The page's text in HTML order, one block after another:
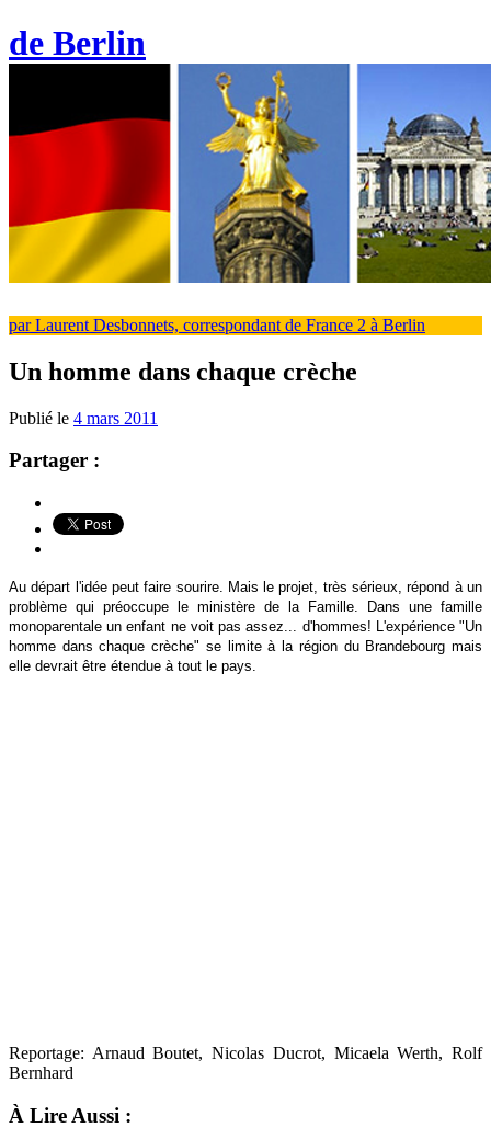
de Berlin
par Laurent Desbonnets, correspondant de France 2 à Berlin
Un homme dans chaque crèche
Publié le 4 mars 2011
Partager :
Au départ l'idée peut faire sourire. Mais le projet, très sérieux, répond à un
problème qui préoccupe le ministère de la Famille. Dans une famille
monoparentale un enfant ne voit pas assez... d'hommes! L'expérience "Un
homme dans chaque crèche" se limite à la région du Brandebourg mais
elle devrait être étendue à tout le pays.
Reportage: Arnaud Boutet, Nicolas Ducrot, Micaela Werth, Rolf
Bernhard
À Lire Aussi :